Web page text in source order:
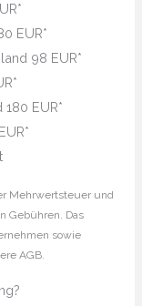
EUR*
98 EUR*
EUR*
Mehrwertsteuer und
Gebühren. Das
sowie
AGB.